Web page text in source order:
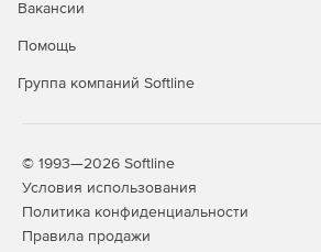
Вакансии
Помощь
Группа компаний Softline
© 1993—2026 Softline
Условия использования
Политика конфиденциальности
Правила продажи